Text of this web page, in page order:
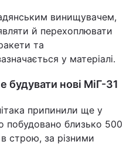
винищувачем,
й перехоплювати
та
у матеріалі.
будувати нові МіГ-31
припинили ще у
побудовано близько 500
строю, за різними